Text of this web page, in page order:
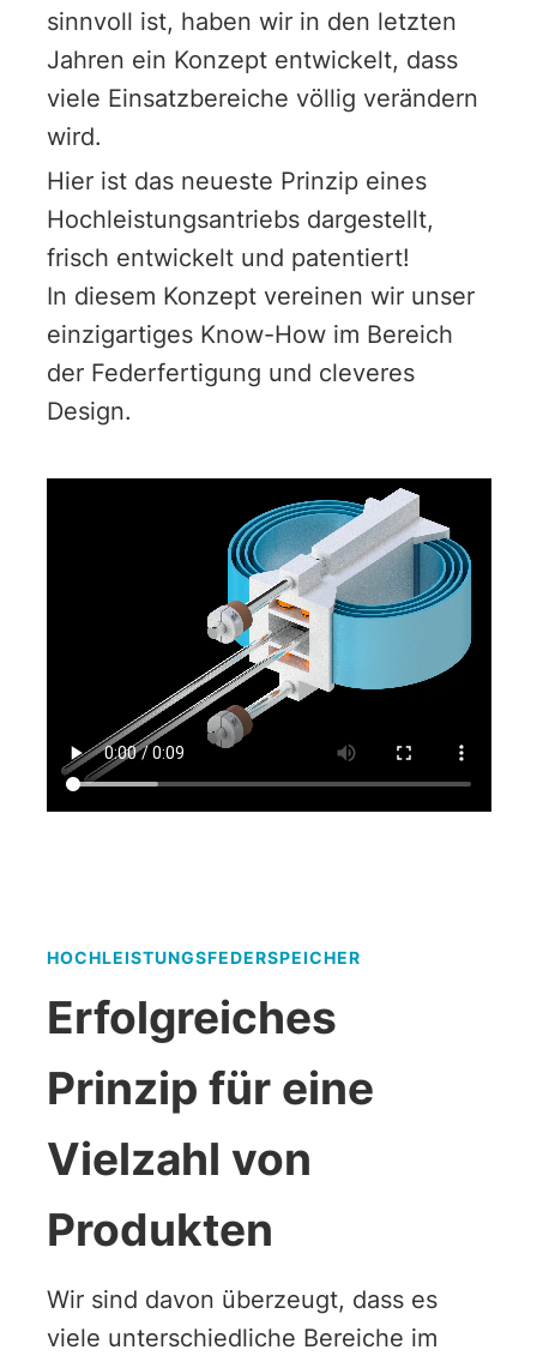
sinnvoll ist, haben wir in den letzten
Jahren ein Konzept entwickelt, dass
viele Einsatzbereiche völlig verändern
wird.
Hier ist das neueste Prinzip eines
Hochleistungsantriebs dargestellt,
frisch entwickelt und patentiert!
In diesem Konzept vereinen wir unser
einzigartiges Know-How im Bereich
der Federfertigung und cleveres
Design.
HOCHLEISTUNGS­FEDER­SPEICHER
Erfolgreiches
Prinzip für eine
Vielzahl von
Produkten
Wir sind davon überzeugt, dass es
viele unterschiedliche Bereiche im